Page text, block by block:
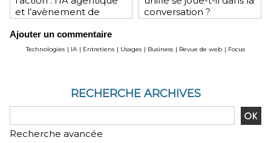
et l’avènement de
conversation ?
Ajouter un commentaire
Technologies | IA | Entretiens | Usages | Business | Revue de web | Focus
RECHERCHE ARCHIVES
Recherche avancée